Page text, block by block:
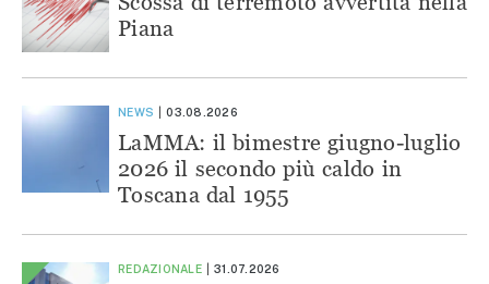
Piana
NEWS 03.08.2026
LaMMA: il bimestre giugno-luglio
2026 il secondo più caldo in
Toscana dal 1955
REDAZIONALE 31.07.2026